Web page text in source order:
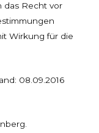
das Recht vor
Wirkung für die
08.09.2016